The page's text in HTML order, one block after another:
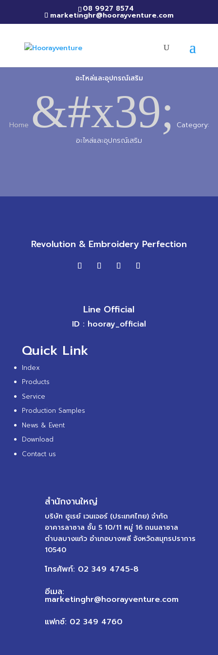
08 9927 8574
marketinghr@hoorayventure.com
อะไหล่และอุปกรณ์เสริม
Home &#x39;
Category:
อะไหล่และอุปกรณ์เสริม
Revolution & Embroidery Perfection
Line Official
ID : hooray_official
Quick Link
Index
Products
Service
Production Samples
News & Event
Download
Contact us
สำนักงานใหญ่
บริษัท ฮูเรย์ เวนเจอร์ (ประเทศไทย) จำกัด
อาคารลาซาล ชั้น 5 10/11 หมู่ 16 ถนนลาซาล
ตำบลบางแก้ว อำเภอบางพลี จังหวัดสมุทรปราการ
10540
โทรศัพท์: 02 349 4745-8
อีเมล:
marketinghr@hoorayventure.com
แฟกซ์: 02 349 4760